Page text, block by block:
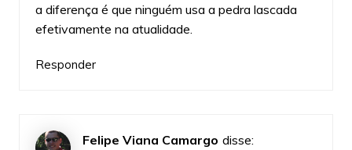
a diferença é que ninguém usa a pedra lascada
efetivamente na atualidade.
Responder
Felipe Viana Camargo disse: